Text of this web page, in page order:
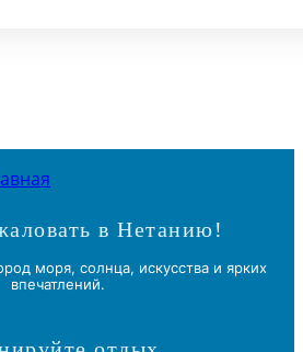
в Нетанию!
моря, солнца, искусства и ярких
впечатлений.